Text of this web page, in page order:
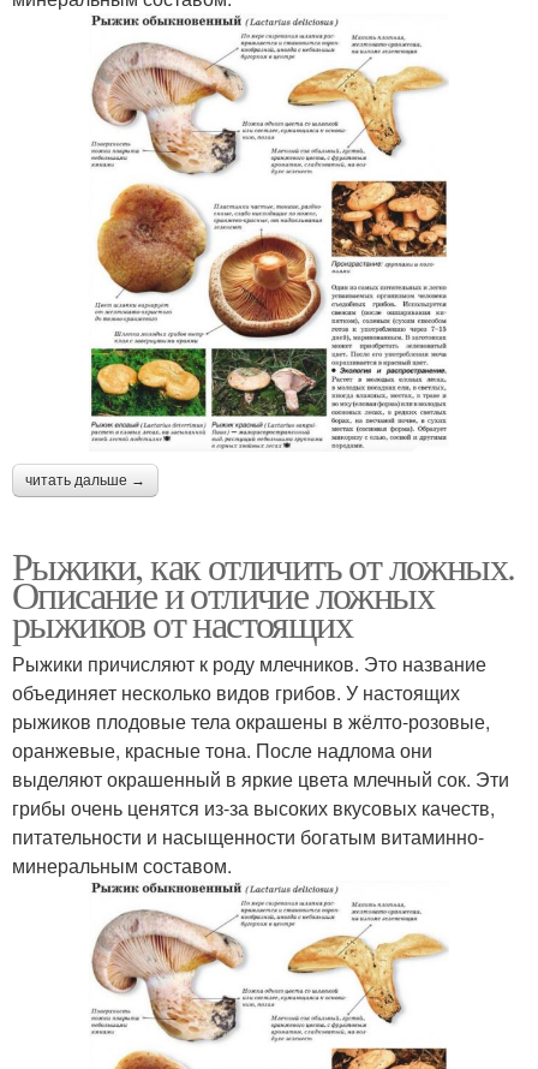
читать дальше →
Рыжики, как отличить от ложных.
Описание и отличие ложных
рыжиков от настоящих
Рыжики причисляют к роду млечников. Это название
объединяет несколько видов грибов. У настоящих
рыжиков плодовые тела окрашены в жёлто-розовые,
оранжевые, красные тона. После надлома они
выделяют окрашенный в яркие цвета млечный сок. Эти
грибы очень ценятся из-за высоких вкусовых качеств,
питательности и насыщенности богатым витаминно-
минеральным составом.